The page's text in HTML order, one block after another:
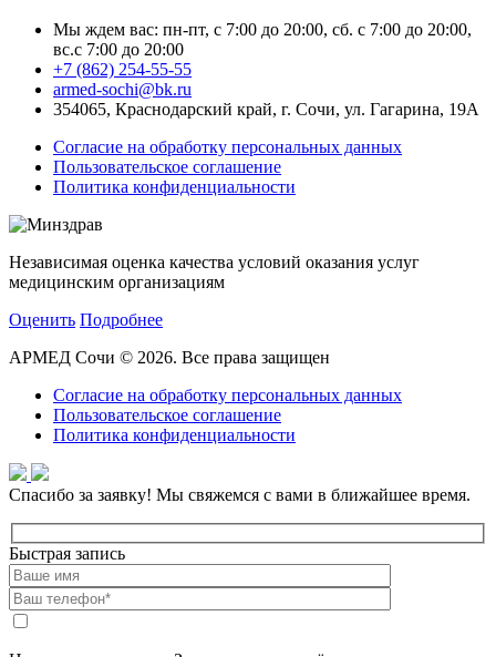
Мы ждем вас: пн-пт, с 7:00 до 20:00, сб. с 7:00 до 20:00,
вс.с 7:00 до 20:00
+7 (862) 254-55-55
armed-sochi@bk.ru
354065, Краснодарский край, г. Сочи, ул. Гагарина, 19А
Согласие на обработку персональных данных
Пользовательское соглашение
Политика конфиденциальности
Независимая оценка качества условий оказания услуг
медицинским организациям
Оценить Подробнее
АРМЕД Сочи © 2026. Все права защищен
Согласие на обработку персональных данных
Пользовательское соглашение
Политика конфиденциальности
Спасибо за заявку! Мы свяжемся с вами в ближайшее время.
Быстрая запись